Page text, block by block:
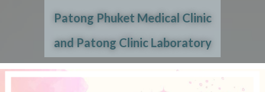
Patong Phuket Medical Clinic
and Patong Clinic Laboratory